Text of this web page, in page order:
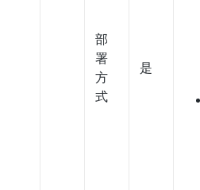
部
署
方
式
是